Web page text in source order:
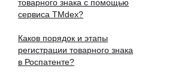
товарного знака с помощью
сервиса TMdex?
Каков порядок и этапы
регистрации товарного знака
в Роспатенте?